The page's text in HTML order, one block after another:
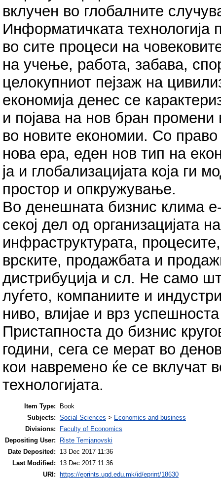
вклучен во глобалните
Информатичката
во сите процеси на
на учење, работа, забава,
целокупниот пејзаж на
економија денес се
и појава на нов бран промени
во новите економии. Со
нова ера, еден нов тип на
ја и глобализацијата која
простор и опкружување.
Во денешната бизнис клима
секој дел од организацијата
инфраструктурата,
врските, продажбата и
дистрибуција и сл. Не само
луѓето, компаниите и
ниво, влијае и врз
Пристапноста до бизнис
години, сега се мерат во
кои навремено ќе се вклучат
технологијата.
Item Type:
Book
Subjects: Social Sciences > Economics and business
Divisions:
Faculty of Economics
Depositing User:
Riste Temjanovski
Date Deposited:
13 Dec 2017 11:36
Last Modified:
13 Dec 2017 11:36
URI:
https://eprints.ugd.edu.mk/id/eprint/18630